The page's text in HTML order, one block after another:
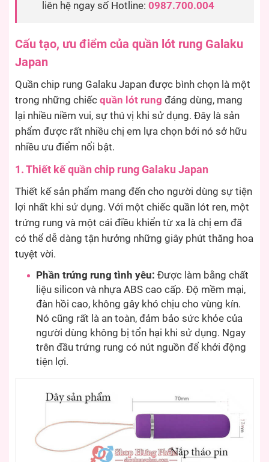
liên hệ ngay số Hotline: 0987.700.004
Cấu tạo, ưu điểm của quần lót rung Galaku
Japan
Quần chip rung Galaku Japan được bình chọn là một
trong những chiếc quần lót rung đáng dùng, mang
lại nhiều niềm vui, sự thú vị khi sử dụng. Đây là sản
phẩm được rất nhiều chị em lựa chọn bởi nó sở hữu
nhiều ưu điểm nổi bật.
1. Thiết kế quần chip rung Galaku Japan
Thiết kế sản phẩm mang đến cho người dùng sự tiện
lợi nhất khi sử dụng. Với một chiếc quần lót ren, một
trứng rung và một cái điều khiển từ xa là chị em đã
có thể dễ dàng tận hưởng những giây phút thăng hoa
tuyệt vời.
Phần trứng rung tình yêu: Được làm bằng chất
liệu silicon và nhựa ABS cao cấp. Độ mềm mại,
đàn hồi cao, không gây khó chịu cho vùng kín.
Nó cũng rất là an toàn, đảm bảo sức khỏe của
người dùng không bị tổn hại khi sử dụng. Ngay
trên đầu trứng rung có nút nguồn để khởi động
tiện lợi.